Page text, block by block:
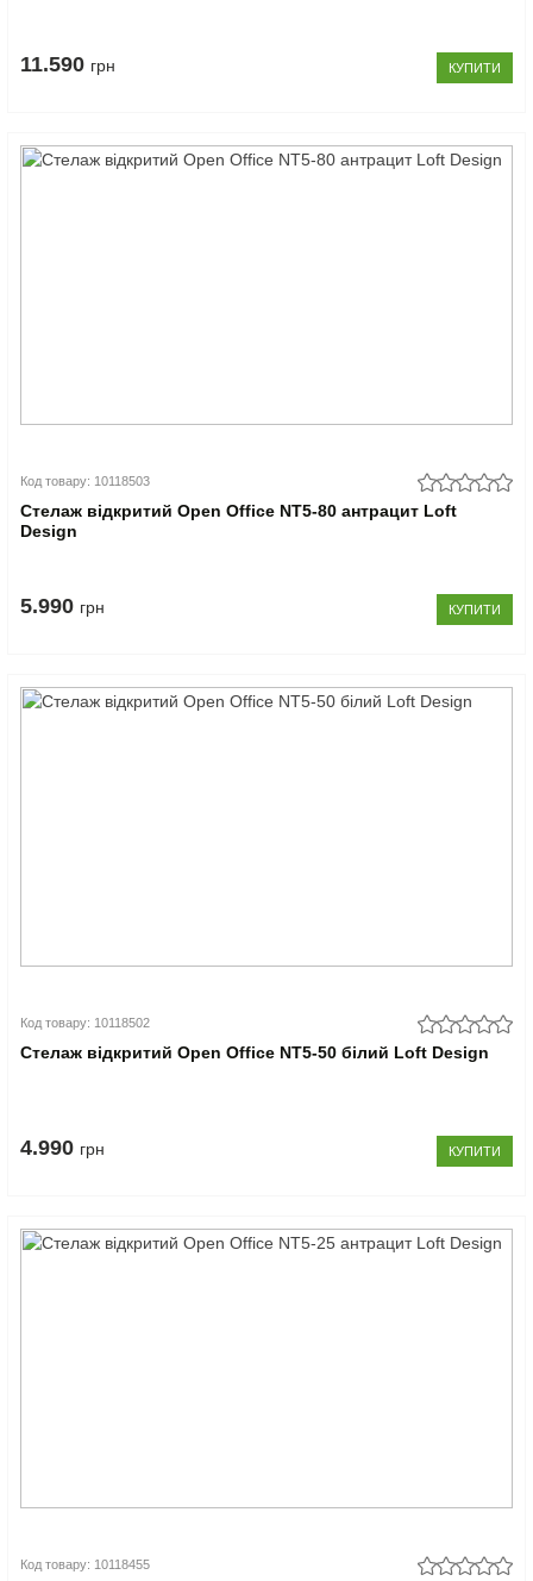
11.590 грн КУПИТИ
Код товару: 10118503
Стелаж відкритий Open Office NT5-80 антрацит Loft
Design
5.990 грн КУПИТИ
Код товару: 10118502
Стелаж відкритий Open Office NT5-50 білий Loft Design
4.990 грн КУПИТИ
Код товару: 10118455